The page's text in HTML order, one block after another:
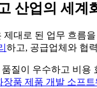
산업의 세
대로 된 업무 흐름
하고, 공급업체와 협
질이 우수하고 비
품 제품 개발 소프트